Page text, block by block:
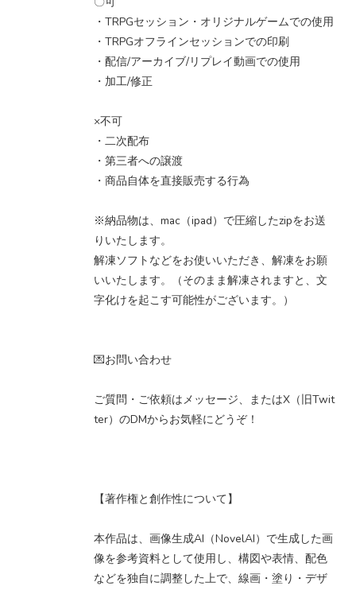
・TRPGセッション・オリジナルゲームでの使用
・TRPGオフラインセッションでの印刷
・配信/アーカイブ/リプレイ動画での使用
・加工/修正
×不可
・二次配布
・第三者への譲渡
・商品自体を直接販売する行為
※納品物は、mac（ipad）で圧縮したzipをお送
りいたします。
解凍ソフトなどをお使いいただき、解凍をお願
いいたします。（そのまま解凍されますと、文
字化けを起こす可能性がございます。）
💌お問い合わせ
ご質問・ご依頼はメッセージ、またはX（旧Twit
ter）のDMからお気軽にどうぞ！
【著作権と創作性について】
本作品は、画像生成AI（NovelAI）で生成した画
像を参考資料として使用し、構図や表情、配色
などを独自に調整した上で、線画・塗り・デザ